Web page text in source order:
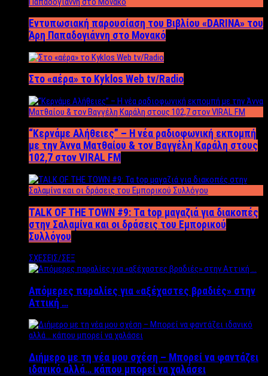
Εντυπωσιακή παρουσίαση του Βιβλίου «DARINA» του
Άρη Παπαδογιάννη στο Μονακό
Στο «αέρα» το Kyklos Web tv/Radio
“Kερνάμε Αλήθειες” – Η νέα ραδιοφωνική εκπομπή
με την Άννα Ματθαίου & τον Βαγγέλη Καράλη στους
102,7 στον VIRAL FM
TALK OF THE TOWN #9: Τα top μαγαζιά για διακοπές
στην Σαλαμίνα και οι δράσεις του Εμπορικού
Συλλόγου
ΣΧΕΣΕΙΣ/ΣΕΞ
Απόμερες παραλίες για «αξέχαστες βραδιές» στην
Αττική …
Διήμερο με τη νέα μου σχέση – Μπορεί να φαντάζει
ιδανικό αλλά… κάπου μπορεί να χαλάσει